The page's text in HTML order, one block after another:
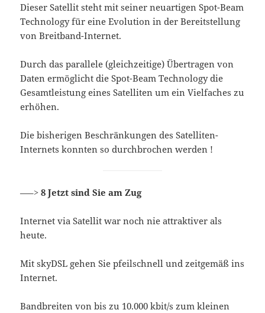
Dieser Satellit steht mit seiner neuartigen Spot-Beam
Technology für eine Evolution in der Bereitstellung
von Breitband-Internet.
Durch das parallele (gleichzeitige) Übertragen von
Daten ermöglicht die Spot-Beam Technology die
Gesamtleistung eines Satelliten um ein Vielfaches zu
erhöhen.
Die bisherigen Beschränkungen des Satelliten-
Internets konnten so durchbrochen werden !
—–>8 Jetzt sind Sie am Zug
Internet via Satellit war noch nie attraktiver als
heute.
Mit skyDSL gehen Sie pfeilschnell und zeitgemäß ins
Internet.
Bandbreiten von bis zu 10.000 kbit/s zum kleinen